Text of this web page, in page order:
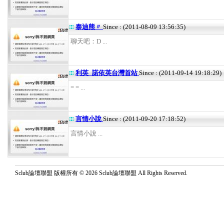
泰迪熊〃 Since : (2011-08-09 13:56:35)
聊天吧：D ...
利英_諾依英台灣首站Since : (2011-09-14 19:18:29)
= = ...
言情小說 Since : (2011-09-20 17:18:52)
言情小說 ...
Sclub論壇聯盟 版權所有 © 2026 Sclub論壇聯盟 All Rights Reserved.